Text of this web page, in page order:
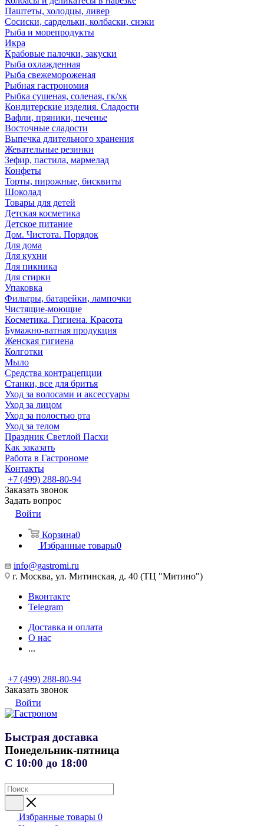
Паштеты, холодцы, ливер
Сосиски, сардельки, колбаски, снэки
Рыба и морепродукты
Икра
Крабовые палочки, закуски
Рыба охлажденная
Рыба свежемороженая
Рыбная гастрономия
Рыбка сушеная, соленая, гк/хк
Кондитерские изделия. Сладости
Вафли, пряники, печенье
Восточные сладости
Выпечка длительного хранения
Жевательные резинки
Зефир, пастила, мармелад
Конфеты
Торты, пирожные, бисквиты
Шоколад
Товары для детей
Детская косметика
Детское питание
Дом. Чистота. Порядок
Для дома
Для кухни
Для пикника
Для стирки
Упаковка
Фильтры, батарейки, лампочки
Чистящие-моющие
Косметика. Гигиена. Красота
Бумажно-ватная продукция
Женская гигиена
Колготки
Мыло
Средства контрацепции
Станки, все для бритья
Уход за волосами и аксессуары
Уход за лицом
Уход за полостью рта
Уход за телом
Праздник Светлой Пасхи
Как заказать
Работа в Гастрономе
Контакты
+7 (499) 288-80-94
Заказать звонок
Задать вопрос
Войти
Корзина0
Избранные товары0
info@gastromi.ru
г. Москва, ул. Митинская, д. 40 (ТЦ "Митино")
Вконтакте
Telegram
Доставка и оплата
О нас
...
+7 (499) 288-80-94
Заказать звонок
Войти
Быстрая доставка
Понедельник-пятница
С 10:00 до 18:00
Избранные товары 0